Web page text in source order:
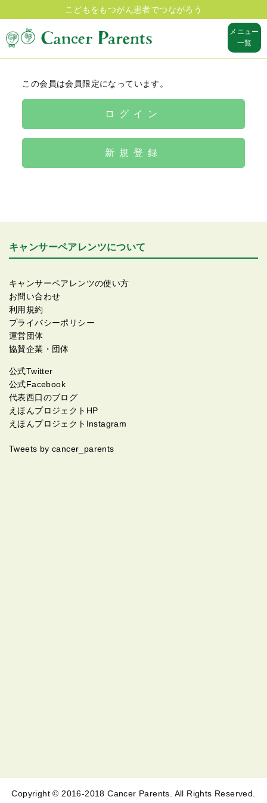
こどもをもつがん患者でつながろう
メニュー
一覧
この会員は会員限定になっています。
ログイン
新規登録
キャンサーペアレンツについて
キャンサーペアレンツの使い方
お問い合わせ
利用規約
プライバシーポリシー
運営団体
協賛企業・団体
公式Twitter
公式Facebook
代表西口のブログ
えほんプロジェクトHP
えほんプロジェクトInstagram
Tweets by cancer_parents
Copyright © 2016-2018 Cancer Parents. All Rights Reserved.